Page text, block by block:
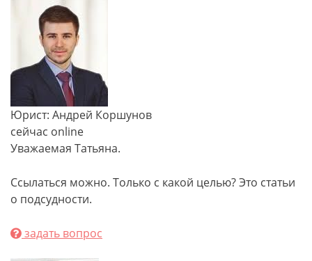
Юрист: Андрей Коршунов
сейчас online
Уважаемая Татьяна.
Ссылаться можно. Только с какой целью? Это статьи
о подсудности.
задать вопрос